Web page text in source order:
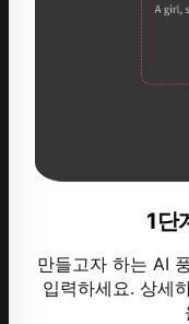
1단
만들고자 하는 AI
입력하세요. 상세